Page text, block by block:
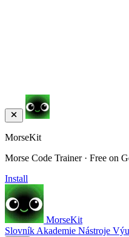
MorseKit
Morse Code Trainer · Free on
Install
MorseKit
Slovník Akademie Nástroje